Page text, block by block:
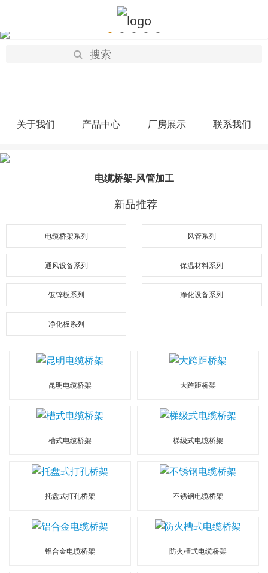
关于我们 产品中心 厂房展示 联系我们
电缆桥架-风管加工
新品推荐
电缆桥架系列 风管系列
通风设备系列 保温材料系列
镀锌板系列 净化设备系列
净化板系列
昆明电缆桥架 大跨距桥架
槽式电缆桥架 梯级式电缆桥架
托盘式打孔桥架 不锈钢电缆桥架
铝合金电缆桥架 防火槽式电缆桥架